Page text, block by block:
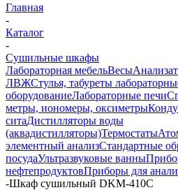
Главная
-
Каталог
-
Сушильные шкафы
Лабораторная мебельВесы
ЛВЖСтулья, табуреты
оборудованиеЛабораторные печи
метры, иономеры, оксиметры
ситаДистилляторы воды
(аквадистилляторы)Термостаты
элементный анализСтандартные
посудаУльтразвуковые ванны
нефтепродуктовПриборы для
-Шкаф сушильный DKM-410C